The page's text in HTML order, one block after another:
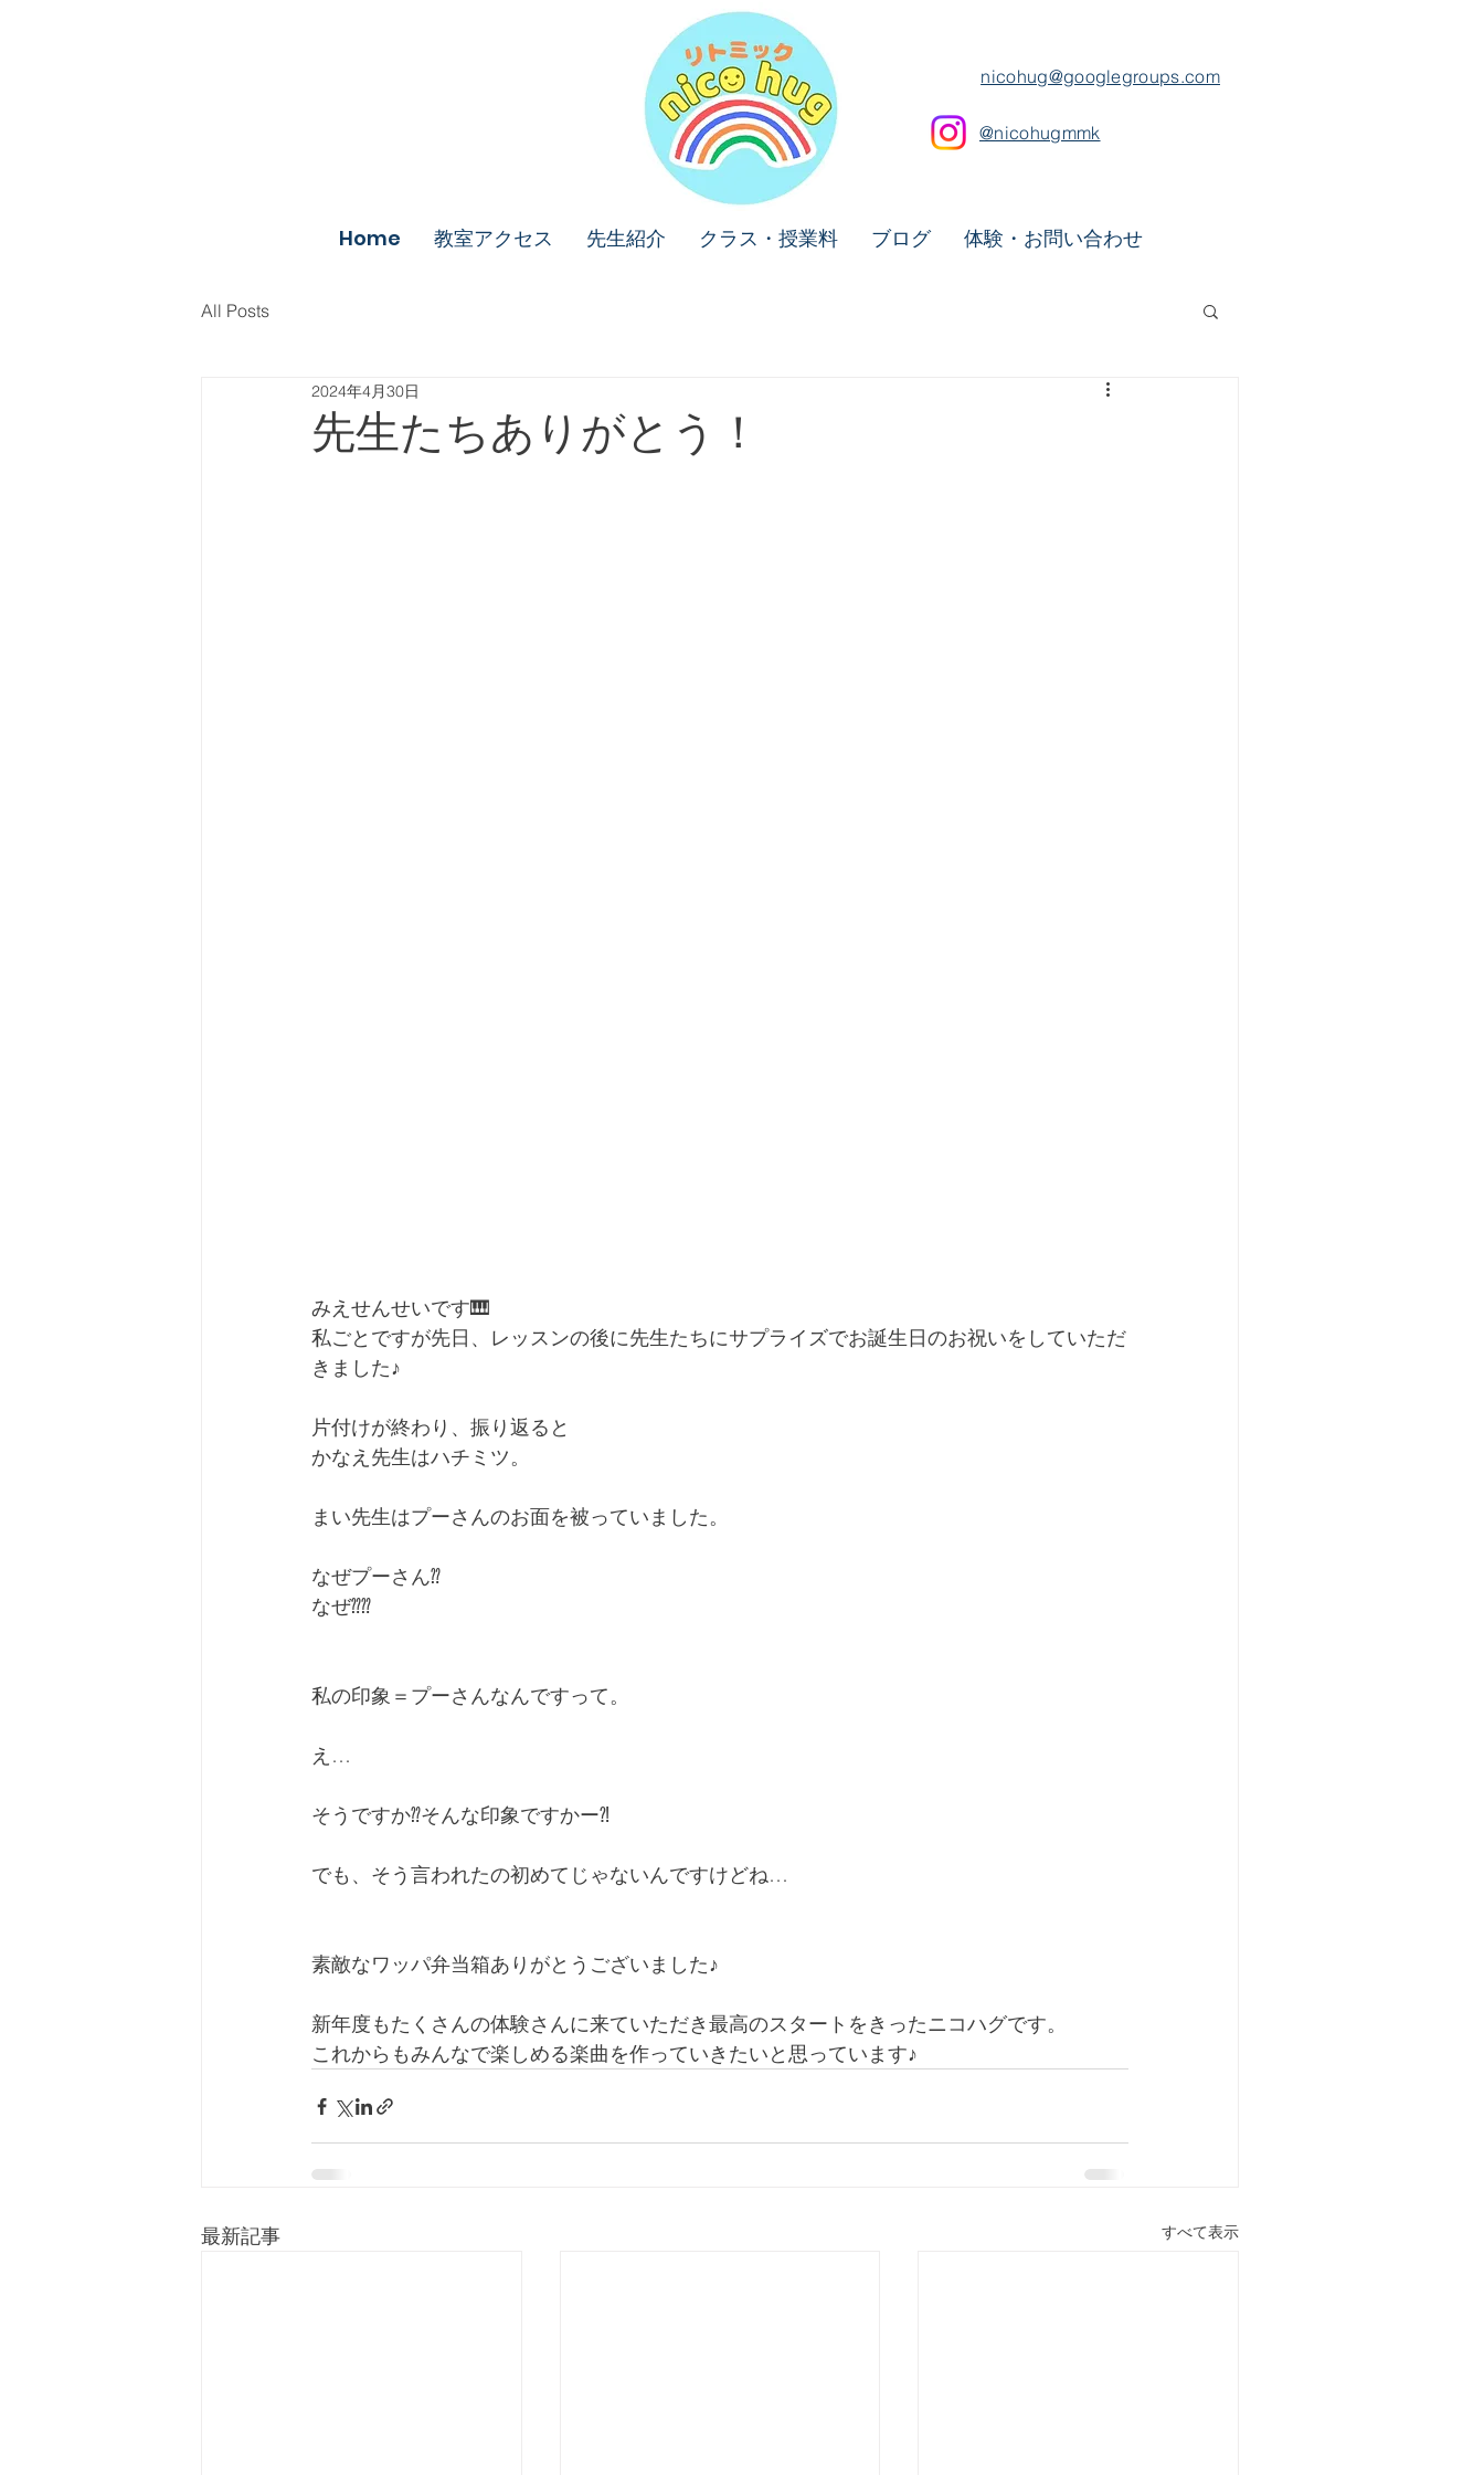
nicohug@googlegroups.com
@nicohugmmk
Home 教室アクセス 先生紹介 クラス・授業料 ブログ 体験・お問い合わせ
All Posts
先生たちありがとう！
2024年4月30日
みえせんせいです🎹
私ごとですが先日、レッスンの後に先生たちにサプライズでお誕生日のお祝いをしていただ
きました♪
片付けが終わり、振り返ると
かなえ先生はハチミツ。
まい先生はプーさんのお面を被っていました。
なぜプーさん⁇
なぜ⁇⁇
私の印象＝プーさんなんですって。
え…
そうですか⁇そんな印象ですかー⁈
でも、そう言われたの初めてじゃないんですけどね…
素敵なワッパ弁当箱ありがとうございました♪
新年度もたくさんの体験さんに来ていただき最高のスタートをきったニコハグです。
これからもみんなで楽しめる楽曲を作っていきたいと思っています♪
最新記事 すべて表示